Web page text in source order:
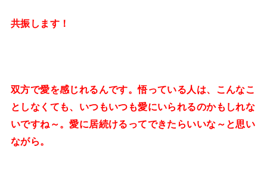
共振します！
双方で愛を感じれるんです。悟っている人は、こんなこ
としなくても、いつもいつも愛にいられるのかもしれな
いですね～。愛に居続けるってできたらいいな～と思い
ながら。